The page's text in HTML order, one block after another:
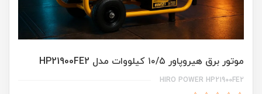
موتور برق هیروپاور ۱۰/۵ کیلووات مدل HP21900FE2
HIRO POWER HP21900FE2